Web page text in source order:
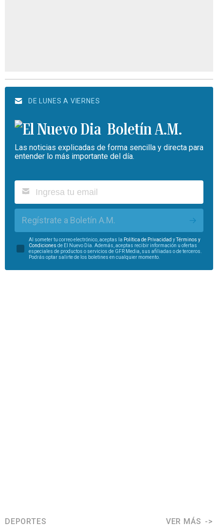
DE LUNES A VIERNES
Boletín A.M.
Las noticias explicadas de forma sencilla y directa para
entender lo más importante del día.
Regístrate a Boletín A.M.
Al someter tu correo electrónico, aceptas la Política de Privacidad yTérminos y
Condiciones de El Nuevo Día. Además, aceptas recibir información u ofertas
especiales de productos o servicios de GFR Media, sus afiliadas o de terceros.
Podrás optar salirte de los boletines en cualquier momento.
DEPORTES VER MÁS